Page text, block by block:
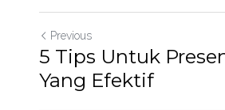
Previous
5 Tips Untuk
Yang Efektif